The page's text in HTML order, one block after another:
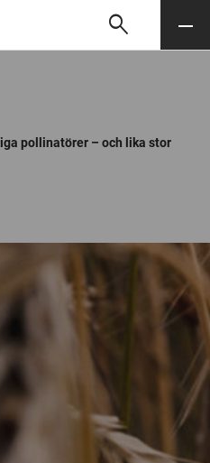
Söksearch Meny
pollinatörer – och lika stor